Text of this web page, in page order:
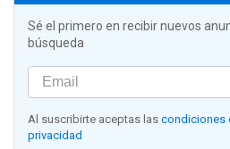
Sé el primero en recibir nuevos
búsqueda
Al suscribirte aceptas las condiciones
privacidad